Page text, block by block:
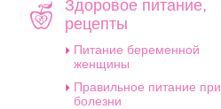
Здоровое питание,
рецепты
Питание беременной
женщины
Правильное питание при
болезни